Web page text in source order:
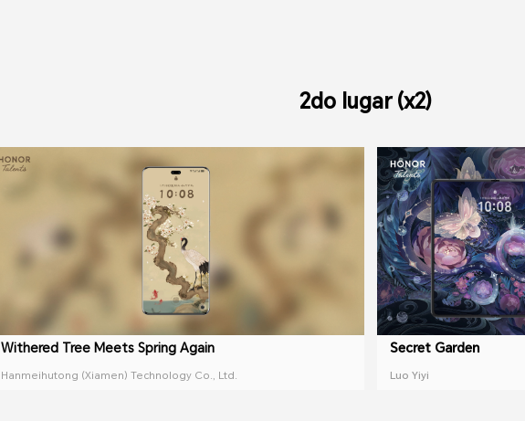
2do lugar (x2)
Withered Tree Meets Spring Again
Hanmeihutong (Xiamen) Technology Co., Ltd.
Secret Garden
Luo Yiyi